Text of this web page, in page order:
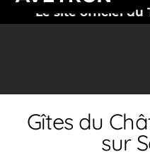
Le site officiel du
Gîtes du
sur